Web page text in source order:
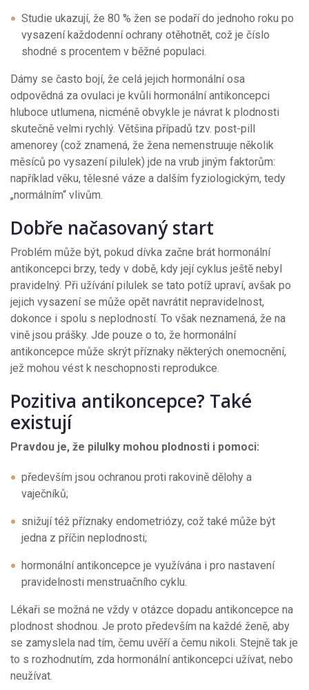
Studie ukazují, že 80 % žen se podaří do jednoho roku po
vysazení každodenní ochrany otěhotnět, což je číslo
shodné s procentem v běžné populaci.
Dámy se často bojí, že celá jejich hormonální osa
odpovědná za ovulaci je kvůli hormonální antikoncepci
hluboce utlumena, nicméně obvykle je návrat k plodnosti
skutečně velmi rychlý. Většina případů tzv. post-pill
amenorey (což znamená, že žena nemenstruuje několik
měsíců po vysazení pilulek) jde na vrub jiným faktorům:
například věku, tělesné váze a dalším fyziologickým, tedy
„normálním“ vlivům.
Dobře načasovaný start
Problém může být, pokud dívka začne brát hormonální
antikoncepci brzy, tedy v době, kdy její cyklus ještě nebyl
pravidelný. Při užívání pilulek se tato potíž upraví, avšak po
jejich vysazení se může opět navrátit nepravidelnost,
dokonce i spolu s neplodností. To však neznamená, že na
vině jsou prášky. Jde pouze o to, že hormonální
antikoncepce může skrýt příznaky některých onemocnění,
jež mohou vést k neschopnosti reprodukce.
Pozitiva antikoncepce? Také
existují
Pravdou je, že pilulky mohou plodnosti i pomoci:
především jsou ochranou proti rakovině dělohy a
vaječníků;
snižují též příznaky endometriózy, což také může být
jedna z příčin neplodnosti;
hormonální antikoncepce je využívána i pro nastavení
pravidelnosti menstruačního cyklu.
Lékaři se možná ne vždy v otázce dopadu antikoncepce na
plodnost shodnou. Je proto především na každé ženě, aby
se zamyslela nad tím, čemu uvěří a čemu nikoli. Stejně tak je
to s rozhodnutím, zda hormonální antikoncepci užívat, nebo
neužívat.